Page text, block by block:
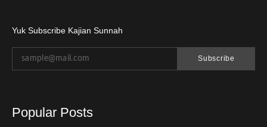
Yuk Subscribe Kajian Sunnah
Subscribe
Popular Posts